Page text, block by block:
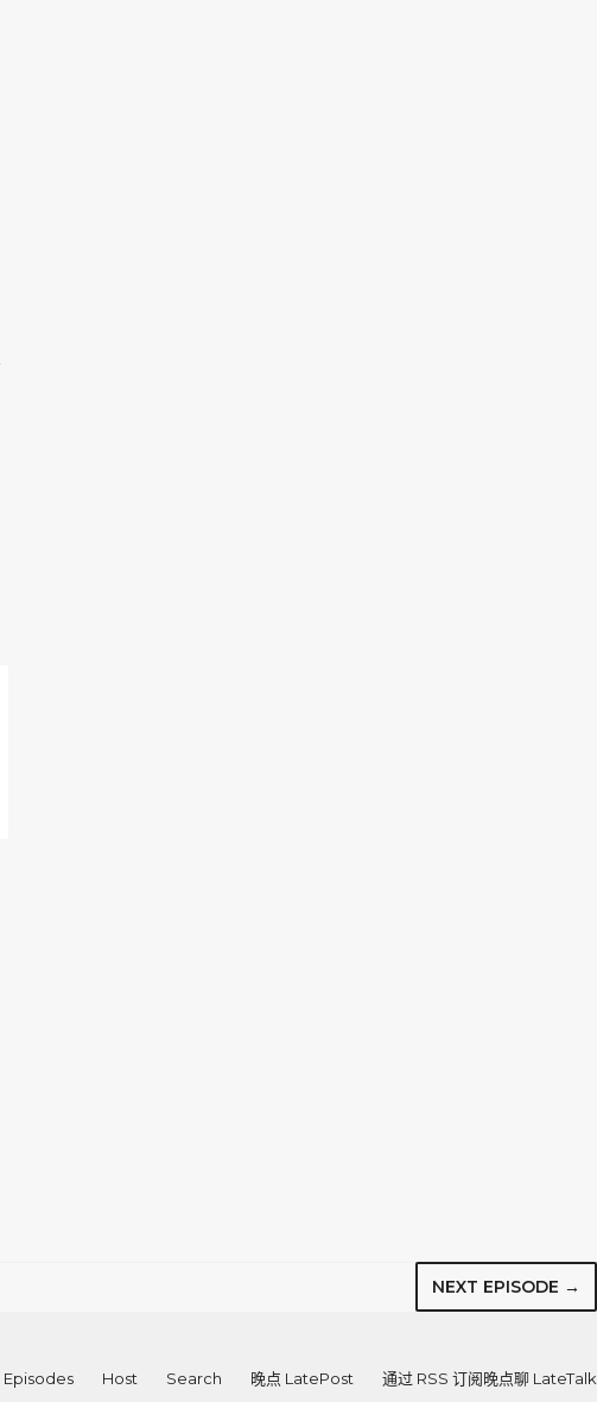
NEXT EPISODE →
Episodes Host Search 晚点 LatePost 通过 RSS 订阅晚点聊 LateTalk